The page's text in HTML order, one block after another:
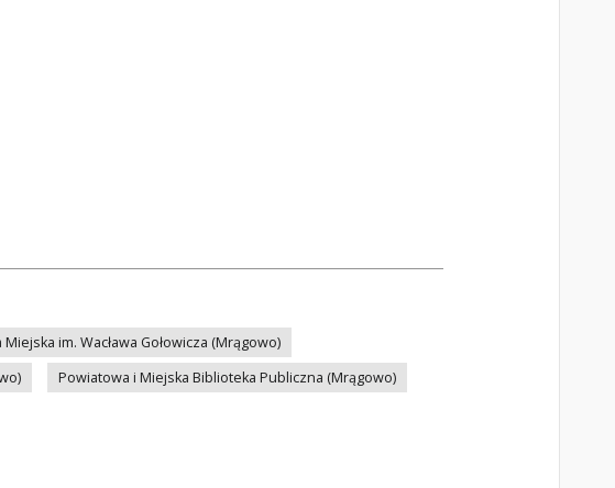
im. Wacława Gołowicza (Mrągowo)
Powiatowa i Miejska Biblioteka Publiczna (Mrągowo)